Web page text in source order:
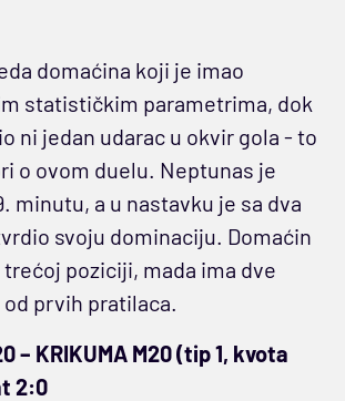
domaćina koji je imao
statističkim parametrima, dok
ni jedan udarac u okvir gola - to
o ovom duelu. Neptunas je
minutu, a u nastavku je sa dva
svoju dominaciju. Domaćin
poziciji, mada ima dve
prvih pratilaca.
– KRIKUMA M20 (tip 1, kvota
2:0